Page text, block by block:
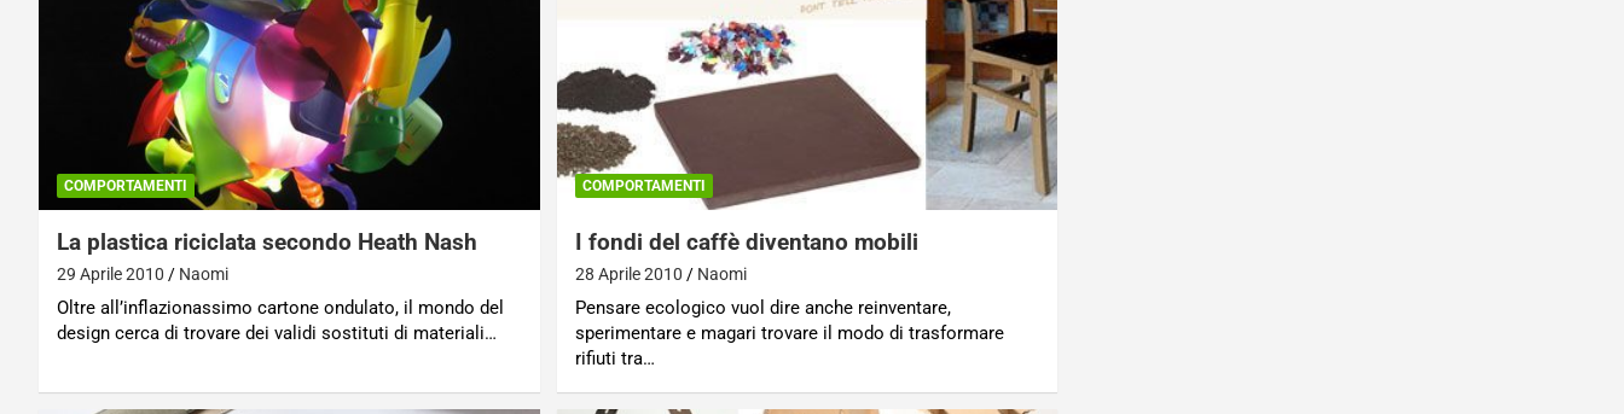
COMPORTAMENTI
La plastica riciclata secondo Heath Nash
29 Aprile 2010 Naomi
Oltre all’inflazionassimo cartone ondulato, il mondo del
design cerca di trovare dei validi sostituti di materiali…
COMPORTAMENTI
I fondi del caffè diventano mobili
28 Aprile 2010 Naomi
Pensare ecologico vuol dire anche reinventare,
sperimentare e magari trovare il modo di trasformare
rifiuti tra…